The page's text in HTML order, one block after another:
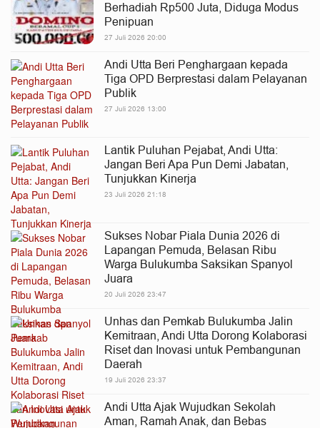
Berhadiah Rp500 Juta, Diduga Modus
Penipuan
27 Juli 2026 20:00
Andi Utta Beri Penghargaan kepada
Tiga OPD Berprestasi dalam Pelayanan
Publik
27 Juli 2026 13:00
Lantik Puluhan Pejabat, Andi Utta:
Jangan Beri Apa Pun Demi Jabatan,
Tunjukkan Kinerja
23 Juli 2026 21:18
Sukses Nobar Piala Dunia 2026 di
Lapangan Pemuda, Belasan Ribu
Warga Bulukumba Saksikan Spanyol
Juara
20 Juli 2026 23:47
Unhas dan Pemkab Bulukumba Jalin
Kemitraan, Andi Utta Dorong Kolaborasi
Riset dan Inovasi untuk Pembangunan
Daerah
19 Juli 2026 23:37
Andi Utta Ajak Wujudkan Sekolah
Aman, Ramah Anak, dan Bebas